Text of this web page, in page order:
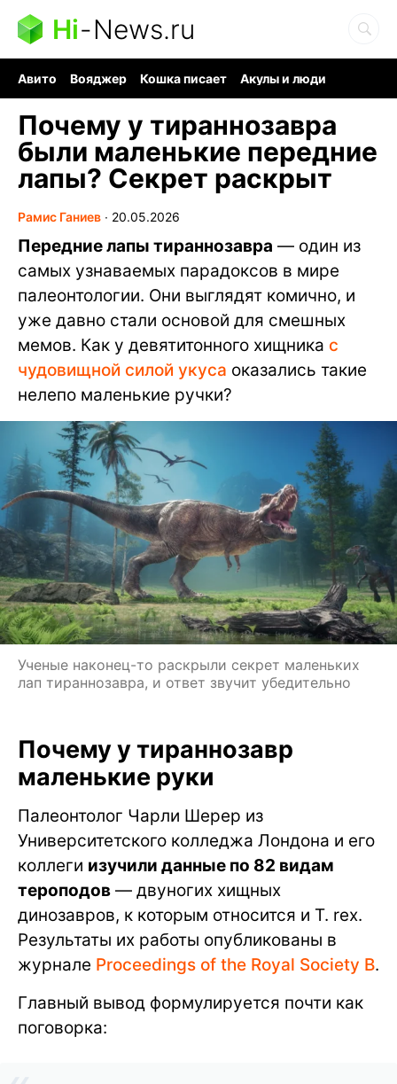
Hi-News.ru
Авито Вояджер Кошка писает
Акулы и люди
Почему у тираннозавра
были маленькие передние
лапы? Секрет раскрыт
Рамис Ганиев ∙ 20.05.2026
Передние лапы тираннозавра — один из
самых узнаваемых парадоксов в мире
палеонтологии. Они выглядят комично, и
уже давно стали основой для смешных
мемов. Как у девятитонного хищника с
чудовищной силой укуса оказались такие
нелепо маленькие ручки?
Ученые наконец-то раскрыли секрет маленьких
лап тираннозавра, и ответ звучит убедительно
Почему у тираннозавр
маленькие руки
Палеонтолог Чарли Шерер из
Университетского колледжа Лондона и его
коллеги изучили данные по 82 видам
тероподов — двуногих хищных
динозавров, к которым относится и T. rex.
Результаты их работы опубликованы в
журнале Proceedings of the Royal Society B.
Главный вывод формулируется почти как
поговорка: